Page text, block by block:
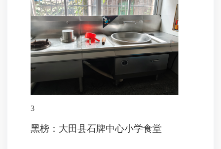
3
黑榜：大田县石牌中心小学食堂